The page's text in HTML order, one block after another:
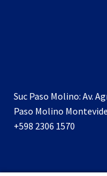
Suc Paso Molino: Av.
Paso Molino
+598 2306 1570